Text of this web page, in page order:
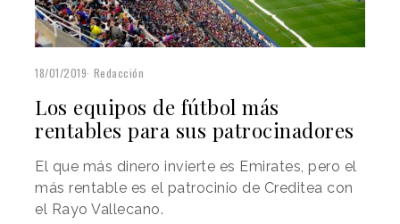
18/01/2019 Redacción
Los equipos de fútbol más
rentables para sus patrocinadores
El que más dinero invierte es Emirates, pero el
más rentable es el patrocinio de Creditea con
el Rayo Vallecano.